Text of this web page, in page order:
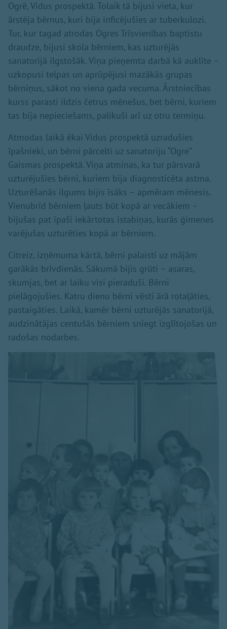
Ogrē, Vidus prospektā. Tolaik tā bijusi vieta, kur
ārstēja bērnus, kuri bija inficējušies ar tuberkulozi.
Tur, kur tagad atrodas Ogres Trīsvienības baptistu
draudze, bijusi skola bērniem, kas uzturējās
sanatorijā ilgstošāk. Viņa pieņemta darbā kā auklīte –
uzkopusi telpas un aprūpējusi mazākās grupas
bērniņus, sākot no viena gada vecuma. Ārstniecības
kurss parasti ildzis četrus mēnešus, bet bērni, kuriem
tas bija nepieciešams, palikuši arī uz otru termiņu.
Atmodas laikā ēkai Vidus prospektā uzradušies
īpašnieki, un bērni pārcelti uz sanatoriju “Ogre”
Gaismas prospektā. Viņa atminas, ka tur pārsvarā
uzturējušies bērni, kuriem bija diagnosticēta astma.
Uzturēšanās ilgums bijis īsāks – apmēram mēnesis.
Vienubrīd bērniem ļauts būt kopā ar vecākiem –
bijušas pat īpaši iekārtotas istabiņas, kurās ģimenes
varējušas uzturēties kopā ar bērniem.
Citreiz, izņēmuma kārtā, bērni palaisti uz mājām
garākās brīvdienās. Sākumā bijis grūti – asaras,
skumjas, bet ar laiku visi pieraduši. Bērni
pielāgojušies. Katru dienu bērni vēsti ārā rotaļāties,
pastaigāties. Laikā, kamēr bērni uzturējās sanatorijā,
audzinātājas centušās bērniem sniegt izglītojošas un
radošas nodarbes.